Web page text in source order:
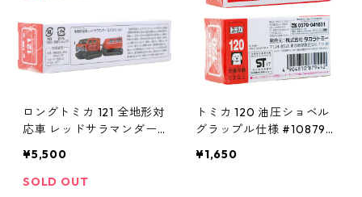
ロングトミカ 121 全地形対
応車 レッドサラマンダー /
754
¥5,500
SOLD OUT
トミカ 120 油圧ショベル
グラップル仕様 #108794
¥1,650